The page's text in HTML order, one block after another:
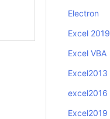
Electron
Excel 2019
Excel VBA
Excel2013
excel2016
Excel2019